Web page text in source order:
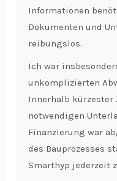
Informationen
Dokumenten und
reibungslos.
Ich war
unkomplizierten
Innerhalb
notwendigen
Finanzierung war
des Bauprozesses
Smarthyp jederzeit